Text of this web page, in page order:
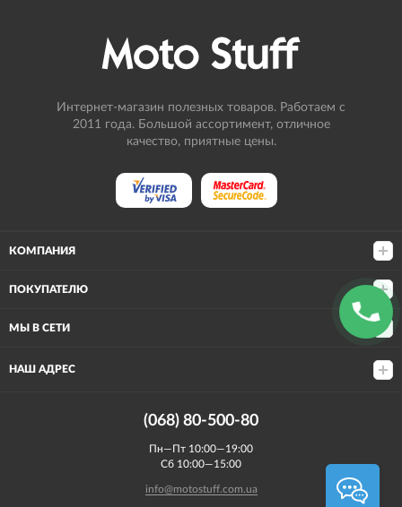
Интернет-магазин полезных товаров. Работаем с
2011 года. Большой ассортимент, отличное
качество, приятные цены.
КОМПАНИЯ
ПОКУПАТЕЛЮ
МЫ В СЕТИ
НАШ АДРЕС
(068) 80-500-80
Пн—Пт 10:00—19:00
Сб 10:00—15:00
info@motostuff.com.ua